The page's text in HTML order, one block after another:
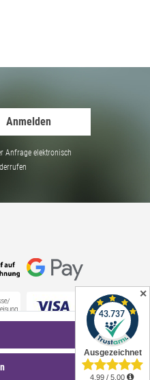
Anmelden
Anfrage elektronisch
✕